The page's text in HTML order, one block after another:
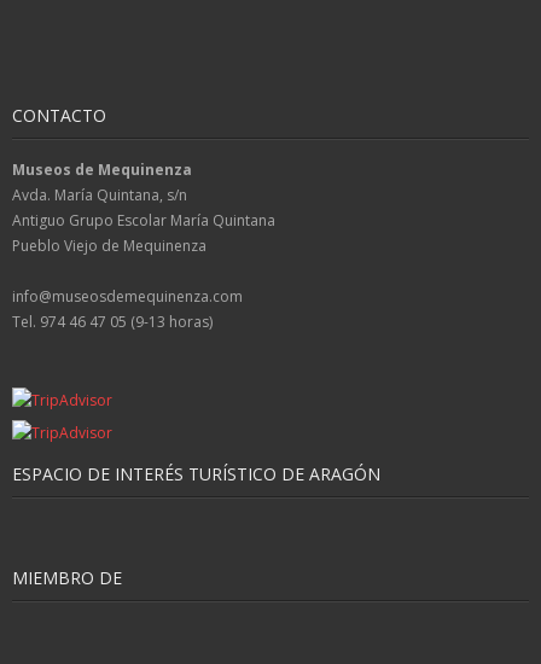
CONTACTO
Museos de Mequinenza
Avda. María Quintana, s/n
Antiguo Grupo Escolar María Quintana
Pueblo Viejo de Mequinenza
info@museosdemequinenza.com
Tel. 974 46 47 05 (9-13 horas)
ESPACIO DE INTERÉS TURÍSTICO DE ARAGÓN
MIEMBRO DE